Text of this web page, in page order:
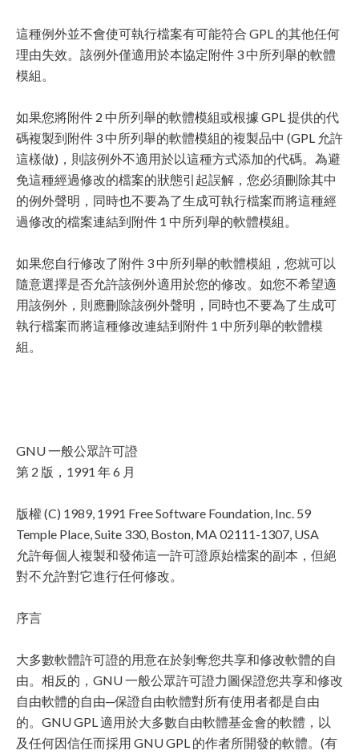
這種例外並不會使可執行檔案有可能符合 GPL 的其他任何
理由失效。該例外僅適用於本協定附件 3 中所列舉的軟體
模組。
如果您將附件 2 中所列舉的軟體模組或根據 GPL 提供的代
碼複製到附件 3 中所列舉的軟體模組的複製品中 (GPL 允許
這樣做)，則該例外不適用於以這種方式添加的代碼。為避
免這種經過修改的檔案的狀態引起誤解，您必須刪除其中
的例外聲明，同時也不要為了生成可執行檔案而將這種經
過修改的檔案連結到附件 1 中所列舉的軟體模組。
如果您自行修改了附件 3 中所列舉的軟體模組，您就可以
隨意選擇是否允許該例外適用於您的修改。如您不希望適
用該例外，則應刪除該例外聲明，同時也不要為了生成可
執行檔案而將這種修改連結到附件 1 中所列舉的軟體模
組。
GNU 一般公眾許可證
第 2 版，1991 年 6 月
版權 (C) 1989, 1991 Free Software Foundation, Inc. 59
Temple Place, Suite 330, Boston, MA 02111-1307, USA
允許每個人複製和發佈這一許可證原始檔案的副本，但絕
對不允許對它進行任何修改。
序言
大多數軟體許可證的用意在於剝奪您共享和修改軟體的自
由。相反的，GNU 一般公眾許可證力圖保證您共享和修改
自由軟體的自由─保證自由軟體對所有使用者都是自由
的。GNU GPL 適用於大多數自由軟體基金會的軟體，以
及任何因信任而採用 GNU GPL 的作者所開發的軟體。(有